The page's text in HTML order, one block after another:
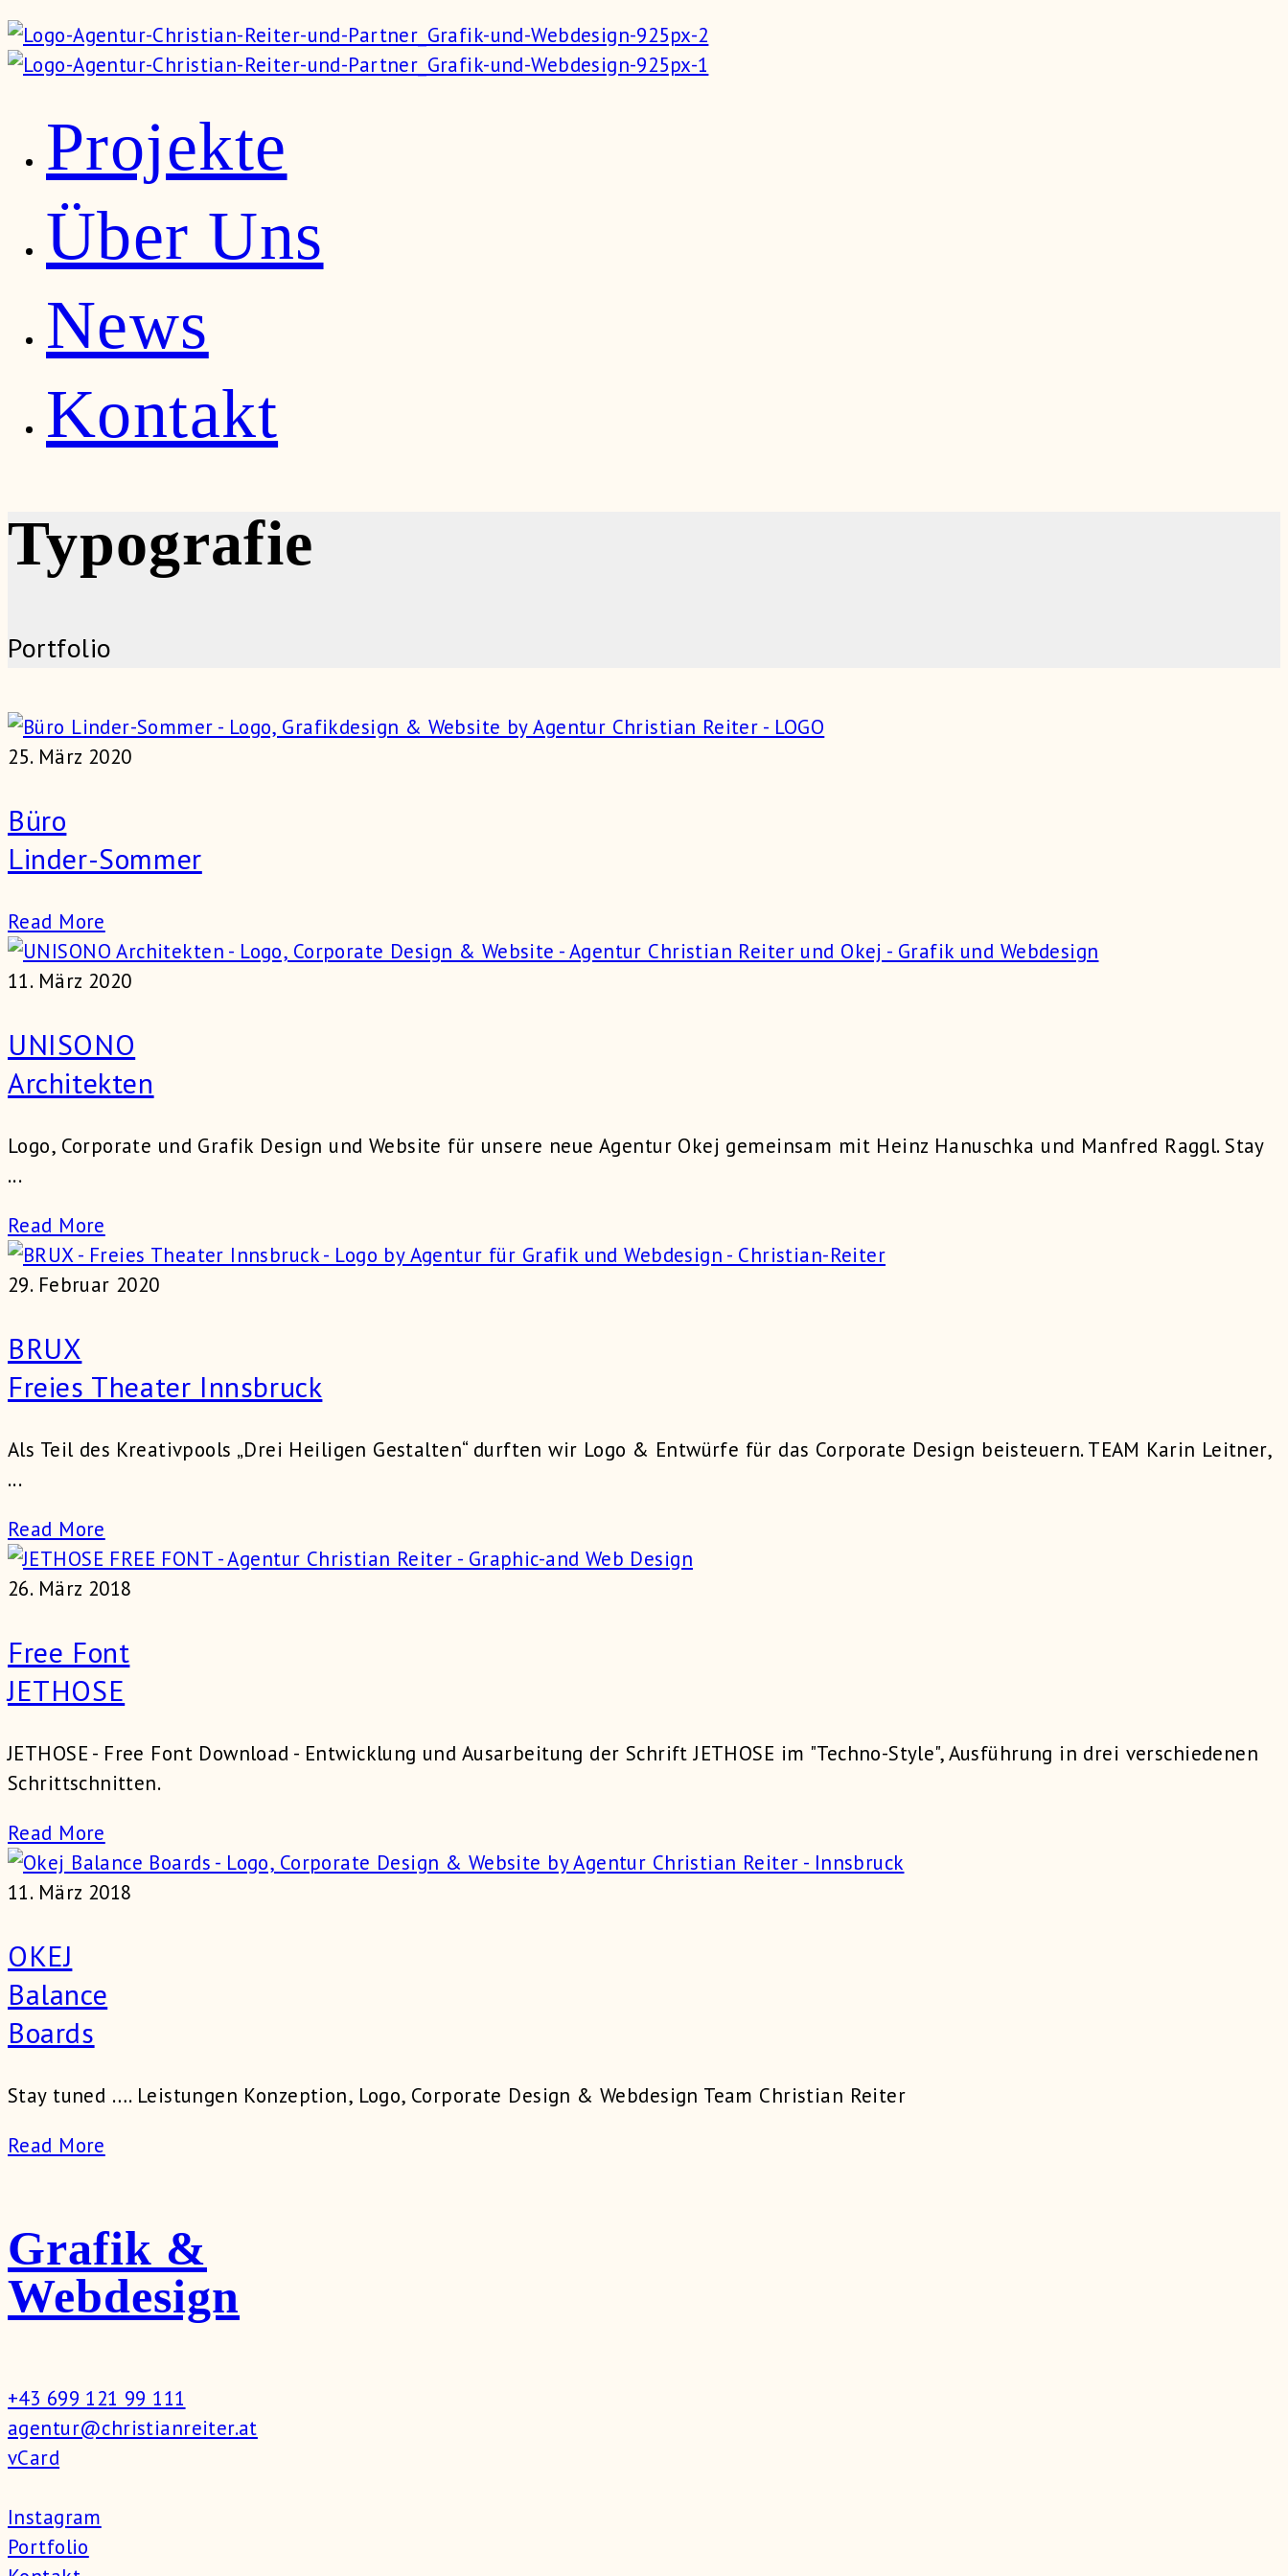
Projekte
Über Uns
News
Kontakt
Typografie
Portfolio
25. März 2020
Büro
Linder-Sommer
Read More
11. März 2020
UNISONO
Architekten
Logo, Corporate und Grafik Design und Website für unsere neue Agentur Okej gemeinsam mit Heinz Hanuschka und Manfred Raggl. Stay
...
Read More
29. Februar 2020
BRUX
Freies Theater Innsbruck
Als Teil des Kreativpools „Drei Heiligen Gestalten“ durften wir Logo & Entwürfe für das Corporate Design beisteuern. TEAM Karin Leitner,
...
Read More
26. März 2018
Free Font
JETHOSE
JETHOSE - Free Font Download - Entwicklung und Ausarbeitung der Schrift JETHOSE im "Techno-Style", Ausführung in drei verschiedenen
Schrittschnitten.
Read More
11. März 2018
OKEJ
Balance
Boards
Stay tuned …. Leistungen Konzeption, Logo, Corporate Design & Webdesign Team Christian Reiter
Read More
Grafik &
Webdesign
+43 699 121 99 111
agentur@christianreiter.at
vCard
Instagram
Portfolio